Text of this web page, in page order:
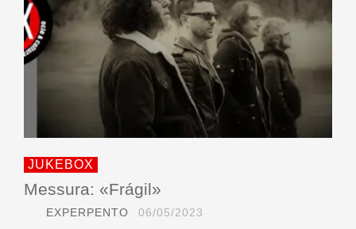
JUKEBOX
Messura: «Frágil»
EXPERPENTO 06/05/2023